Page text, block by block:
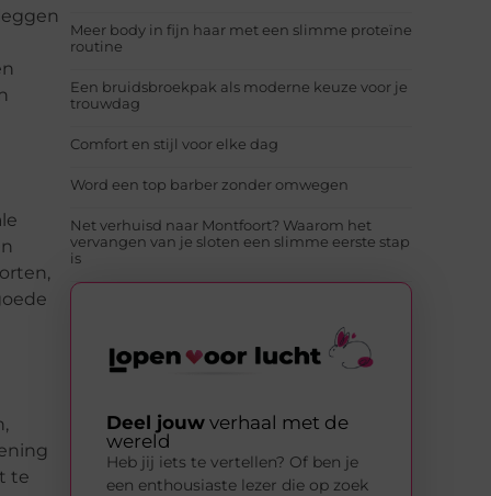
te
Meer body in fijn haar met een slimme proteïne
routine
Een bruidsbroekpak als moderne keuze voor je
trouwdag
Comfort en stijl voor elke dag
Word een top barber zonder omwegen
Net verhuisd naar Montfoort? Waarom het
vervangen van je sloten een slimme eerste stap
is
Deel jouw verhaal met de
wereld
Heb jij iets te vertellen? Of ben je
een enthousiaste lezer die op zoek